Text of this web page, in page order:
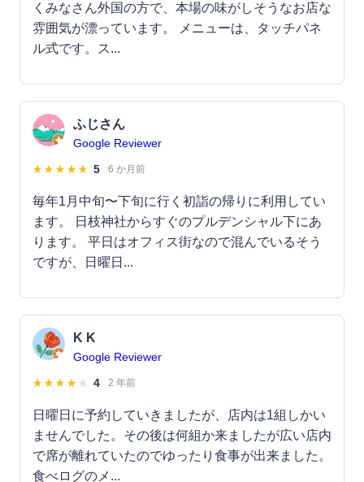
くみなさん外国の方で、本場の味がしそうなお店な
雰囲気が漂っています。 メニューは、タッチパネ
ル式です。ス...
ふじさん
Google Reviewer
5
6 か月前
毎年1月中旬〜下旬に行く初詣の帰りに利用してい
ます。 日枝神社からすぐのプルデンシャル下にあ
ります。 平日はオフィス街なので混んでいるそう
ですが、日曜日...
K K
Google Reviewer
4
2 年前
日曜日に予約していきましたが、店内は1組しかい
ませんでした。その後は何組か来ましたが広い店内
で席が離れていたのでゆったり食事が出来ました。
食べログのメ...